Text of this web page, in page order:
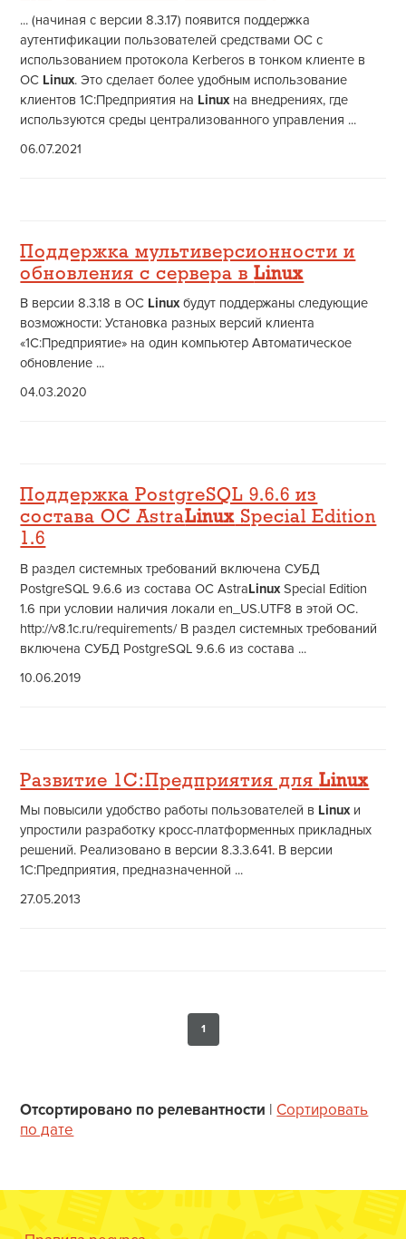
... (начиная с версии 8.3.17) появится поддержка
аутентификации пользователей средствами ОС с
использованием протокола Kerberos в тонком клиенте в
ОС Linux. Это сделает более удобным использование
клиентов 1С:Предприятия на Linuxна внедрениях, где
используются среды централизованного управления ...
06.07.2021
Поддержка мультиверсионности и
обновления с сервера вLinux
В версии 8.3.18 в ОС Linuxбудут поддержаны следующие
возможности: Установка разных версий клиента
«1С:Предприятие» на один компьютер Автоматическое
обновление ...
04.03.2020
Поддержка PostgreSQL 9.6.6 из
состава ОС AstraLinux Special Edition
1.6
В раздел системных требований включена СУБД
PostgreSQL 9.6.6 из состава ОС AstraLinuxSpecial Edition
1.6 при условии наличия локали en_US.UTF8 в этой ОС.
http://v8.1c.ru/requirements/ В раздел системных требований
включена СУБД PostgreSQL 9.6.6 из состава ...
10.06.2019
Развитие 1С:Предприятия дляLinux
Мы повысили удобство работы пользователей в Linuxи
упростили разработку кросс-платформенных прикладных
решений. Реализовано в версии 8.3.3.641. В версии
1С:Предприятия, предназначенной ...
27.05.2013
1
Отсортировано по релевантности | Сортировать
по дате